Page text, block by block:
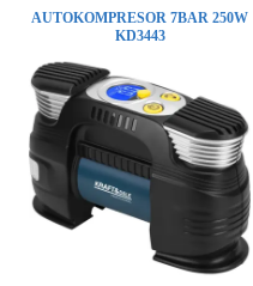
AUTOKOMPRESOR 7BAR 250W
KD3443